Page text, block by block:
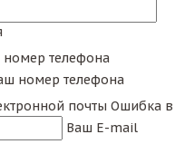
номер телефона
номер телефона
почты Ошибка в
Ваш E-mail